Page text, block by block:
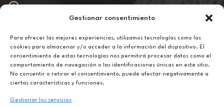
Gestionar consentimiento
Para ofrecer las mejores experiencias, utilizamos tecnologías como las
cookies para almacenar y/o acceder a la información del dispositivo. El
consentimiento de estas tecnologías nos permitirá procesar datos como el
comportamiento de navegación o las identificaciones únicas en este sitio.
No consentir o retirar el consentimiento, puede afectar negativamente a
ciertas características y funciones.
Gestionar los servicios
De lunes a viernes de 10h a 20h
Aviso legal
Política de privacidad
Política de cookies